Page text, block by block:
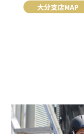
大分支店MAP